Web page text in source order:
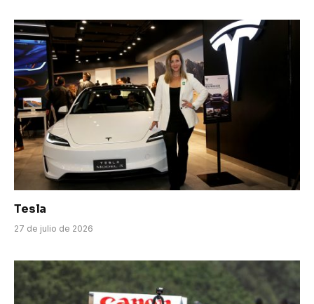
Tesla
27 de julio de 2026